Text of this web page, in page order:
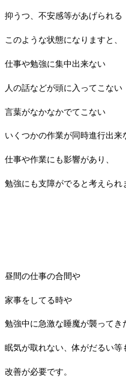
抑うつ、不安感等があげられる
このような状態になりますと、
仕事や勉強に集中出来ない
人の話などが頭に入ってこない
言葉がなかなかでてこない
いくつかの作業が同時進行出来
仕事や作業にも影響があり、
勉強にも支障がでると考えられ
昼間の仕事の合間や
家事をしてる時や
勉強中に急激な睡魔が襲ってき
眠気が取れない、体がだるい等
改善が必要です。